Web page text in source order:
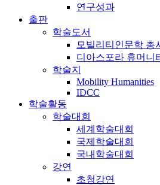
연구성과
출판
학술도서
모빌리티인문학 총
디아스포라 휴머니
학술지
Mobility Humanities
IDCC
학술활동
학술대회
세계학술대회
국제학술대회
국내학술대회
강연
초청강연